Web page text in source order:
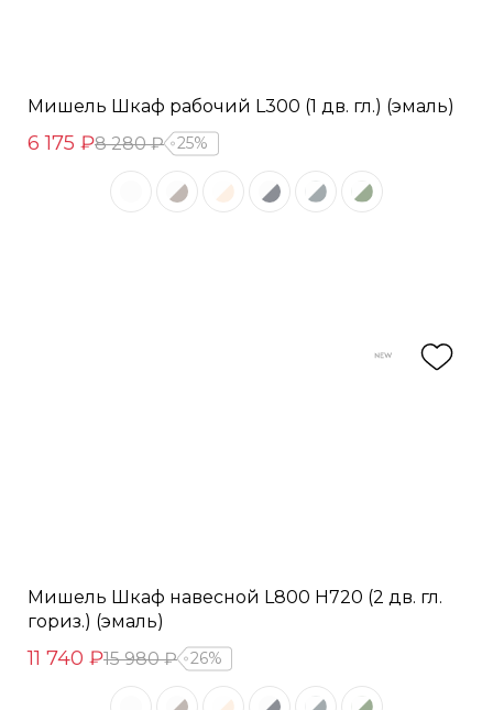
Мишель Шкаф рабочий L300 (1 дв. гл.) (эмаль)
6 175 ₽8 280 ₽ 25%
Мишель Шкаф навесной L800 Н720 (2 дв. гл.
гориз.) (эмаль)
11 740 ₽15 980 ₽ 26%